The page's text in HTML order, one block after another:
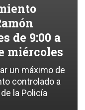
de 9:00 a
miércoles
un máximo de
controlado a
la Policía